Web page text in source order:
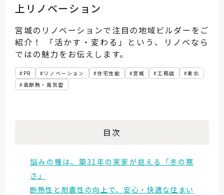
上リノベーション
PR リノベーション 住宅性能 宮城 工務店
東北
高断熱・高気密
宮城のリノベーションで注目の地域ビルダーをご
紹介！ 「活かす・変わる」という、リノベなら
ではの魅力をお伝えします。
目次
悩みの種は、築31年の実家が抱える「冬の寒
さ」
断熱性と耐震性の向上で、安心・快適な住まい